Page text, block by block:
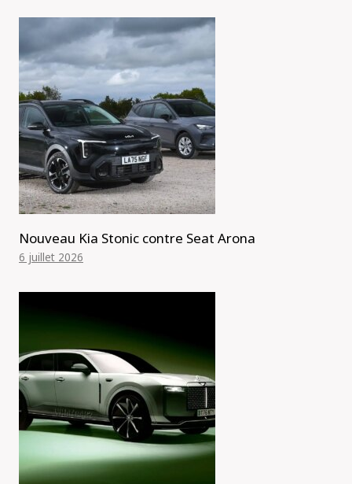
Nouveau Kia Stonic contre Seat Arona
6 juillet 2026